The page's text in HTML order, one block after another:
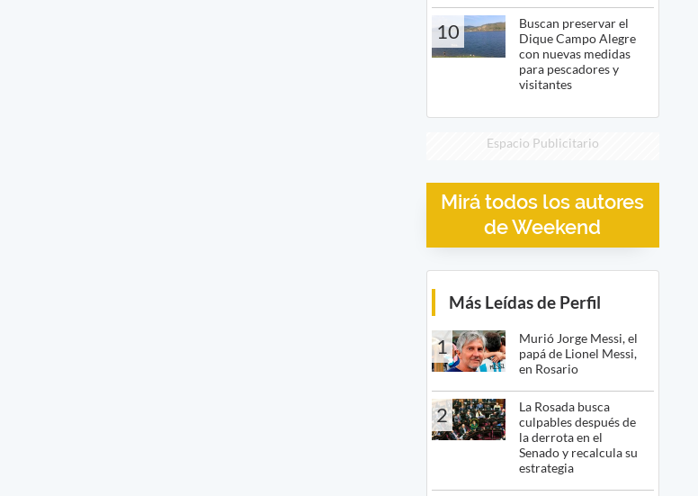
10
Buscan preservar el
Dique Campo Alegre
con nuevas medidas
para pescadores y
visitantes
Espacio Publicitario
Mirá todos los autores
de Weekend
Más Leídas de Perfil
1
Murió Jorge Messi, el
papá de Lionel Messi,
en Rosario
2
La Rosada busca
culpables después de
la derrota en el
Senado y recalcula su
estrategia